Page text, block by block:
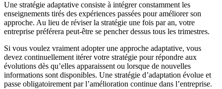
Une stratégie adaptative consiste à intégrer constamment les
enseignements tirés des expériences passées pour améliorer son
approche. Au lieu de réviser la stratégie une fois par an, votre
entreprise préférera peut-être se pencher dessus tous les trimestres.
Si vous voulez vraiment adopter une approche adaptative, vous
devez continuellement itérer votre stratégie pour répondre aux
évolutions dès qu’elles apparaissent ou lorsque de nouvelles
informations sont disponibles. Une stratégie d’adaptation évolue et
passe obligatoirement par l’amélioration continue dans l’entreprise.